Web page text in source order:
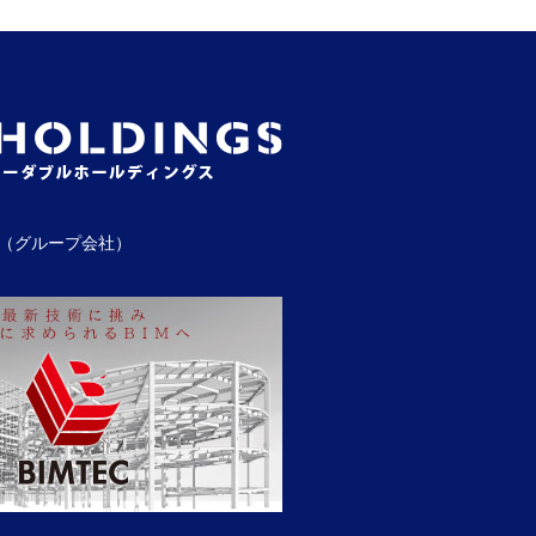
グループ会社）